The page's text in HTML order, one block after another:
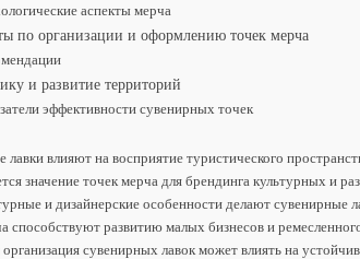
аспекты мерча
по организации и оформлению точек мерча
и развитие территорий
эффективности сувенирных точек
лавки влияют на восприятие туристического
значение точек мерча для брендинга культурных и
и дизайнерские особенности делают сувенирные
способствуют развитию малых бизнесов и
сувенирных лавок может влиять на